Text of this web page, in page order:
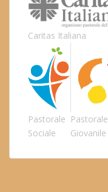
Caritas Italiana
Pastorale
Sociale
Pastorale
Giovanile